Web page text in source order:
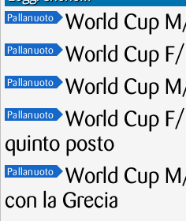
Pallanuoto World Cup
Pallanuoto World Cup
Pallanuoto World Cup
Pallanuoto
World Cup
quinto posto
Pallanuoto
World Cup
con la Grecia